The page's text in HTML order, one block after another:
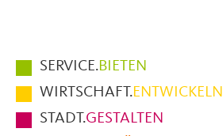
Hauptmenüpunkte
im
Fußbereich
der
SERVICE.BIETEN
WIRTSCHAFT.ENTWICKELN
STADT.GESTALTEN